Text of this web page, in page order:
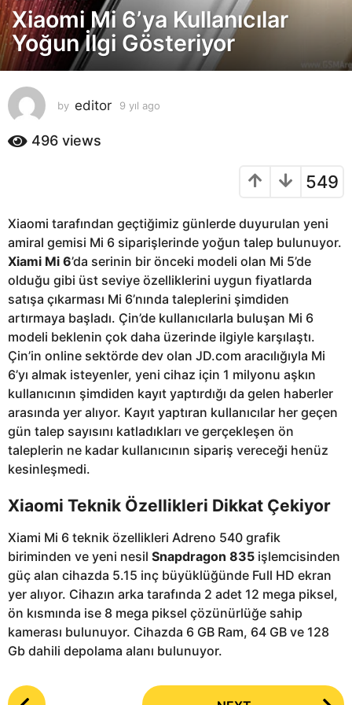
y
ı
l
a
g
o
y
g
o
Xiaomi Mi 6’ya Kullanıcılar
Yoğun İlgi Gösteriyor
by editor 9 yıl ago
496 views
549
Xiaomi tarafından geçtiğimiz günlerde duyurulan yeni
amiral gemisi Mi 6 siparişlerinde yoğun talep bulunuyor.
Xiami Mi 6’da serinin bir önceki modeli olan Mi 5’de
olduğu gibi üst seviye özelliklerini uygun fiyatlarda
satışa çıkarması Mi 6’nında taleplerini şimdiden
artırmaya başladı. Çin’de kullanıcılarla buluşan Mi 6
modeli beklenin çok daha üzerinde ilgiyle karşılaştı.
Çin’in online sektörde dev olan JD.com aracılığıyla Mi
6’yı almak isteyenler, yeni cihaz için 1 milyonu aşkın
kullanıcının şimdiden kayıt yaptırdığı da gelen haberler
arasında yer alıyor. Kayıt yaptıran kullanıcılar her geçen
gün talep sayısını katladıkları ve gerçekleşen ön
taleplerin ne kadar kullanıcının sipariş vereceği henüz
kesinleşmedi.
Xiaomi Teknik Özellikleri Dikkat Çekiyor
Xiami Mi 6 teknik özellikleri Adreno 540 grafik
biriminden ve yeni nesil Snapdragon 835 işlemcisinden
güç alan cihazda 5.15 inç büyüklüğünde Full HD ekran
yer alıyor. Cihazın arka tarafında 2 adet 12 mega piksel,
ön kısmında ise 8 mega piksel çözünürlüğe sahip
kamerası bulunuyor. Cihazda 6 GB Ram, 64 GB ve 128
Gb dahili depolama alanı bulunuyor.
P